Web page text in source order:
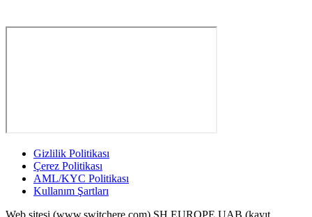
Gizlilik Politikası
Çerez Politikası
AML/KYC Politikası
Kullanım Şartları
Web sitesi (www.switchere.com) SH EUROPE UAB (kayıt